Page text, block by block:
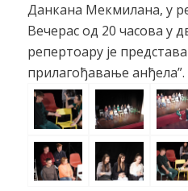
Данкана Мекмилана, у
Вечерас од 20 часова у
репертоару је
прилагођавање анђела”.